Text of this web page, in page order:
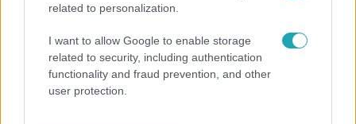
related to personalization.
I want to allow Google to enable storage
related to security, including authentication
functionality and fraud prevention, and other
user protection.